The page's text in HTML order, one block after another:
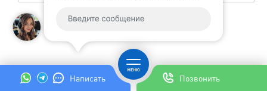
Написать Позвонить
20
21